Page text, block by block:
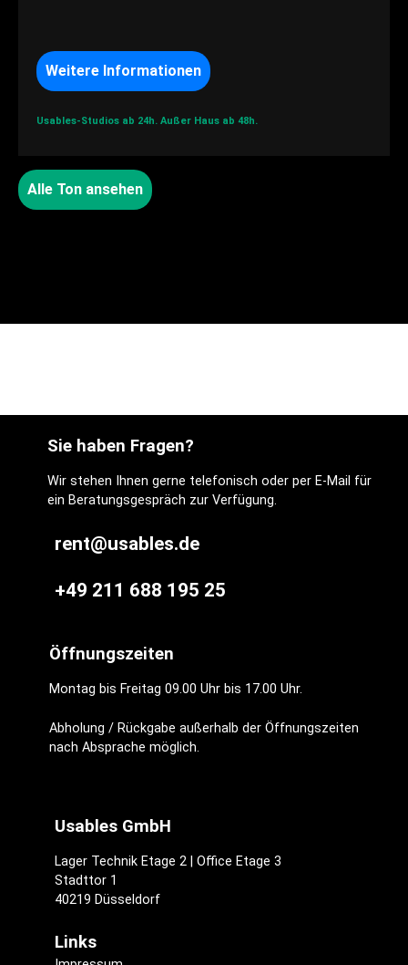
Weitere Informationen
Usables-Studios ab 24h. Außer Haus ab 48h.
Alle Ton ansehen
Sie haben Fragen?
Wir stehen Ihnen gerne telefonisch oder per E-Mail für
ein Beratungsgespräch zur Verfügung.
rent@usables.de
+49 211 688 195 25
Öffnungszeiten
Montag bis Freitag 09.00 Uhr bis 17.00 Uhr.
Abholung / Rückgabe außerhalb der Öffnungszeiten
nach Absprache möglich.
Usables GmbH
Lager Technik Etage 2 | Office Etage 3
Stadttor 1
40219 Düsseldorf
Links